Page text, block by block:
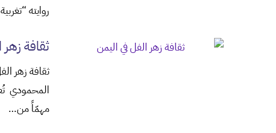
روايته
ثقافة
ثقافة زهر
المحمودي
مهمّاً من…